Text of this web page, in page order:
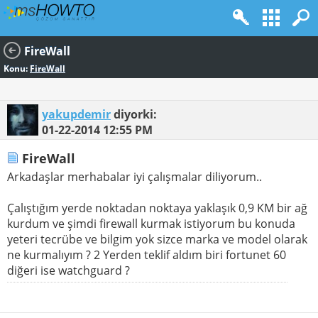
FireWall
Konu: FireWall
yakupdemirdiyorki:
01-22-2014 12:55 PM
FireWall
Arkadaşlar merhabalar iyi çalışmalar diliyorum..
Çalıştığım yerde noktadan noktaya yaklaşık 0,9 KM bir ağ
kurdum ve şimdi firewall kurmak istiyorum bu konuda
yeteri tecrübe ve bilgim yok sizce marka ve model olarak
ne kurmalıyım ? 2 Yerden teklif aldım biri fortunet 60
diğeri ise watchguard ?